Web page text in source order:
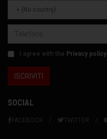
I agree with the Privacy policy
SOCIAL
FACEBOOK TWITTER